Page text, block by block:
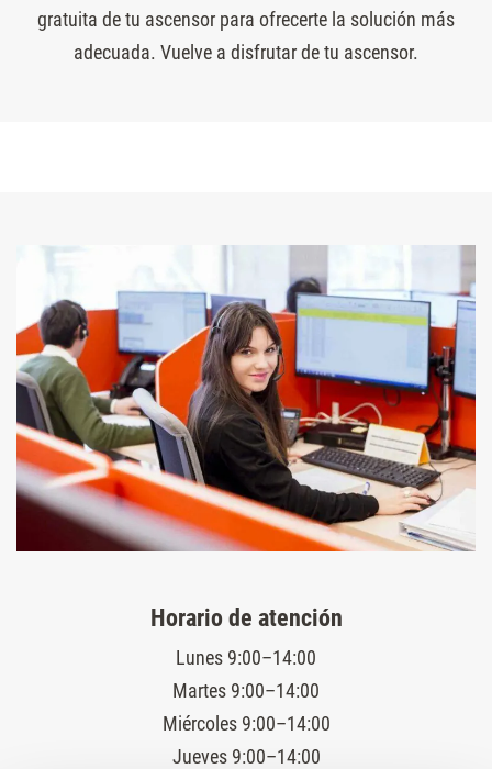
gratuita de tu ascensor para ofrecerte la solución más
adecuada. Vuelve a disfrutar de tu ascensor.
Horario de atención
Lunes 9:00–14:00
Martes 9:00–14:00
Miércoles 9:00–14:00
Jueves 9:00–14:00